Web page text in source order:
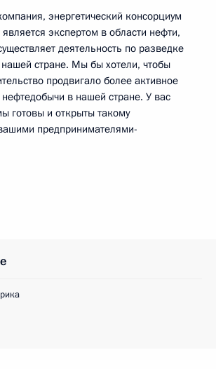
энергетический консорциум
является экспертом в области нефти,
деятельность по разведке
стране. Мы бы хотели, чтобы
продвигало более активное
нефтедобычи в нашей стране. У вас
готовы и открыты такому
предпринимателями-